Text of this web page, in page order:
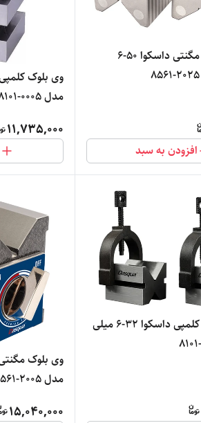
ست وی بلوک مگنتی داسکوا 50-6
افزودن به سبد
مدل 0005-8101
11,735,000
ست وی بلوک کلمپی داسکوا 32-6 میلی
مدل 2005-8561
15,040,000